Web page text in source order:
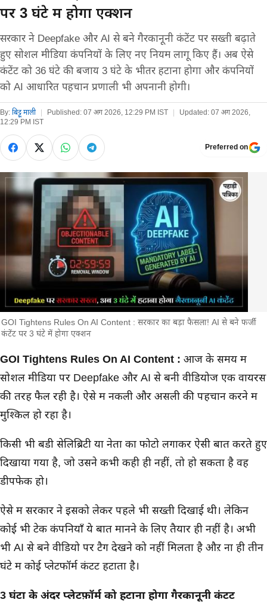
पर 3 घंटे में होगा एक्शन
सरकार ने Deepfake और AI से बने गैरकानूनी कंटेंट पर सख्ती बढ़ाते
हुए सोशल मीडिया कंपनियों के लिए नए नियम लागू किए हैं। अब ऐसे
कंटेंट को 36 घंटे की बजाय 3 घंटे के भीतर हटाना होगा और कंपनियों
को AI आधारित पहचान प्रणाली भी अपनानी होगी।
By: बिट्टू माली | Published: 07 अग 2026, 12:29 PM IST | Updated: 07 अग 2026,
12:29 PM IST
Preferred on
GOI Tightens Rules On AI Content : सरकार का बड़ा फैसला! AI से बने फर्जी
कंटेंट पर 3 घंटे में होगा एक्शन
मुख्य समाचार
GOI Tightens Rules On AI Content : आज के समय में
सोशल मीडिया पर Deepfake और AI से बनी वीडियोज एक वायरस
की तरह फैल रही है। ऐसे में नकली और असली की पहचान करने में
मुश्किल हो रहा है।
किसी भी बडी सेलिब्रिटी या नेता का फोटो लगाकर ऐसी बातें करते हुए
दिखाया गया है, जो उसने कभी कही ही नहीं, तो हो सकता है वह
डीपफेक हो।
ऐसे में सरकार ने इसको लेकर पहले भी सख्ती दिखाई थी। लेकिन
कोई भी टेक कंपनियाँ ये बात मानने के लिए तैयार ही नहीं है। अभी
भी AI से बने वीडियो पर टैग देखने को नहीं मिलता है औऱ ना ही तीन
घंटे में कोई प्लेटफॉर्म कंटेंट हटाता है।
3 घंटों के अंदर प्लेटफ़ॉर्म को हटाना होगा गैरकानूनी कंटेंट